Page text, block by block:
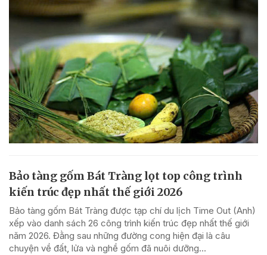
Bảo tàng gốm Bát Tràng lọt top công trình
kiến trúc đẹp nhất thế giới 2026
Bảo tàng gốm Bát Tràng được tạp chí du lịch Time Out (Anh)
xếp vào danh sách 26 công trình kiến trúc đẹp nhất thế giới
năm 2026. Đằng sau những đường cong hiện đại là câu
chuyện về đất, lửa và nghề gốm đã nuôi dưỡng...